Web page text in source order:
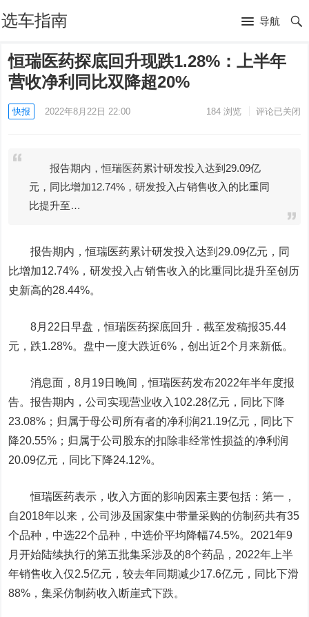
选车指南 导航
恒瑞医药探底回升现跌1.28%：上半年
营收净利同比双降超20%
快报 2022年8月22日 22:00 184浏览 评论已关闭
报告期内，恒瑞医药累计研发投入达到29.09亿
元，同比增加12.74%，研发投入占销售收入的比重同
比提升至…
报告期内，恒瑞医药累计研发投入达到29.09亿元，同
比增加12.74%，研发投入占销售收入的比重同比提升至创历
史新高的28.44%。
8月22日早盘，恒瑞医药探底回升．截至发稿报35.44
元，跌1.28%。盘中一度大跌近6%，创出近2个月来新低。
消息面，8月19日晚间，恒瑞医药发布2022年半年度报
告。报告期内，公司实现营业收入102.28亿元，同比下降
23.08%；归属于母公司所有者的净利润21.19亿元，同比下
降20.55%；归属于公司股东的扣除非经常性损益的净利润
20.09亿元，同比下降24.12%。
恒瑞医药表示，收入方面的影响因素主要包括：第一，
自2018年以来，公司涉及国家集中带量采购的仿制药共有35
个品种，中选22个品种，中选价平均降幅74.5%。2021年9
月开始陆续执行的第五批集采涉及的8个药品，2022年上半
年销售收入仅2.5亿元，较去年同期减少17.6亿元，同比下滑
88%，集采仿制药收入断崖式下跌。